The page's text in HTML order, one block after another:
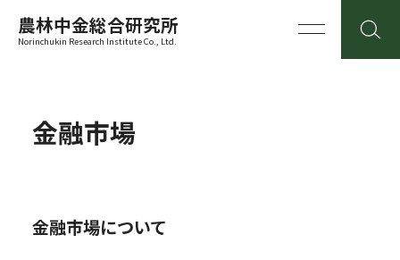
農林中金総合研究所
Norinchukin Research Institute Co., Ltd.
金融市場
金融市場について